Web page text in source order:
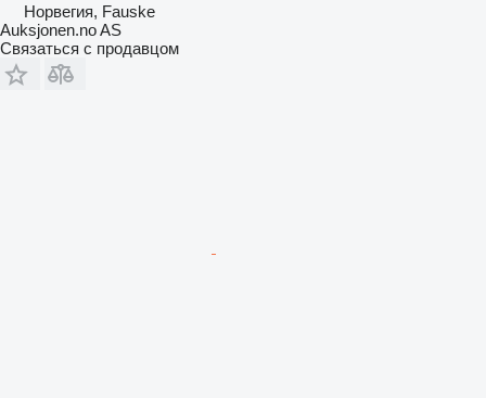
Норвегия, Fauske
Auksjonen.no AS
Связаться с продавцом